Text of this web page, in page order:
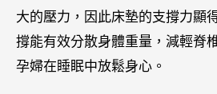
大的壓力，因此床墊的支撐力顯
撐能有效分散身體重量，減輕脊
孕婦在睡眠中放鬆身心。